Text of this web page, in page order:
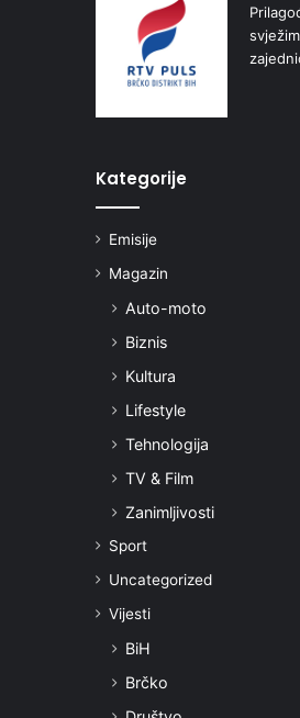
Kategorije
Emisije
Magazin
Auto-moto
Biznis
Kultura
Lifestyle
Tehnologija
TV & Film
Zanimljivosti
Sport
Uncategorized
Vijesti
BiH
Brčko